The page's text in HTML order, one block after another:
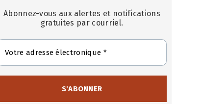
Abonnez-vous aux alertes et notifications
gratuites par courriel.